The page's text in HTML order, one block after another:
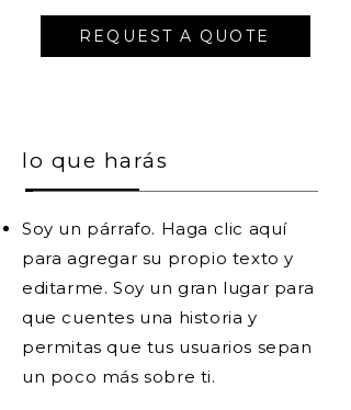
REQUEST A QUOTE
lo que harás
Soy un párrafo. Haga clic aquí
para agregar su propio texto y
editarme. Soy un gran lugar para
que cuentes una historia y
permitas que tus usuarios sepan
un poco más sobre ti.